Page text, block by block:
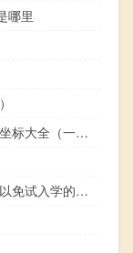
哪里
倩女幽魂一掌江山如画图坐标大全（一掌江山如画坐标大全）
报考在职研究生有没有可以免试入学的哪种